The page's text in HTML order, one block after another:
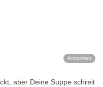
Antworten
aber Deine Suppe schreit